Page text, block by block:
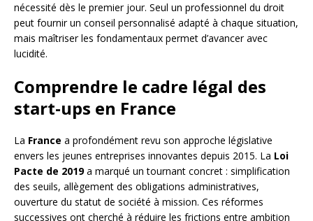
nécessité dès le premier jour. Seul un professionnel du droit
peut fournir un conseil personnalisé adapté à chaque situation,
mais maîtriser les fondamentaux permet d’avancer avec
lucidité.
Comprendre le cadre légal des
start-ups en France
La France a profondément revu son approche législative
envers les jeunes entreprises innovantes depuis 2015. La Loi
Pacte de 2019a marqué un tournant concret : simplification
des seuils, allègement des obligations administratives,
ouverture du statut de société à mission. Ces réformes
successives ont cherché à réduire les frictions entre ambition